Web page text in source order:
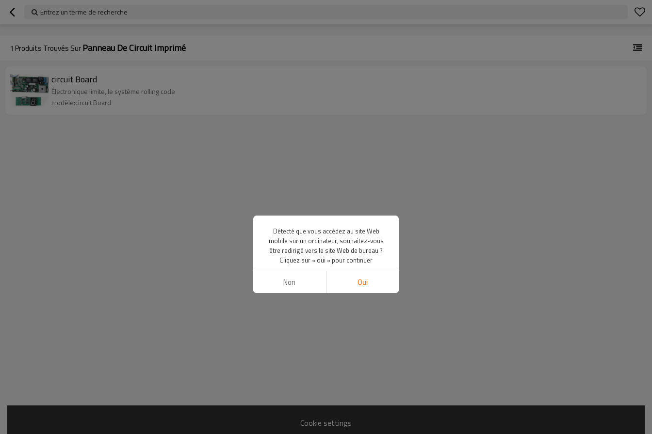
googlea70fe95786458a77.html
Entrez un terme de recherche
1 Produits Trouvés SurPanneau De Circuit Imprimé
circuit Board
Électronique limite, le système rolling code
modèle:circuit Board
Cookie settings
Détecté que vous accédez au site Web
mobile sur un ordinateur, souhaitez-vous
être redirigé vers le site Web de bureau ?
Cliquez sur « oui » pour continuer
Non Oui